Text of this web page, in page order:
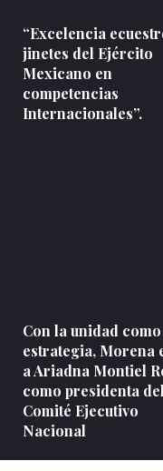
“Excelencia
jinetes del Ejército
Mexicano en
competencias
Internacionales”.
Con la unidad como
estrategia, Morena
a Ariadna Montiel
como presidenta del
Comité Ejecutivo
Nacional